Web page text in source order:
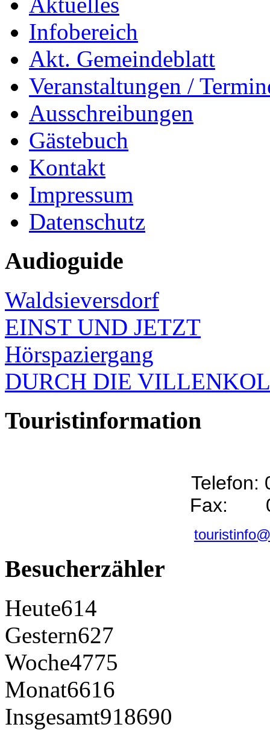
Infobereich
Akt. Gemeindeblatt
Veranstaltungen /
Ausschreibungen
Gästebuch
Kontakt
Impressum
Datenschutz
Audioguide
Waldsieversdorf
EINST UND JETZT
Hörspaziergang
DURCH DIE
Touristinformation
Telefon:
Fax:
Besucherzähler
Heute614
Gestern627
Woche4775
Monat6616
Insgesamt918690